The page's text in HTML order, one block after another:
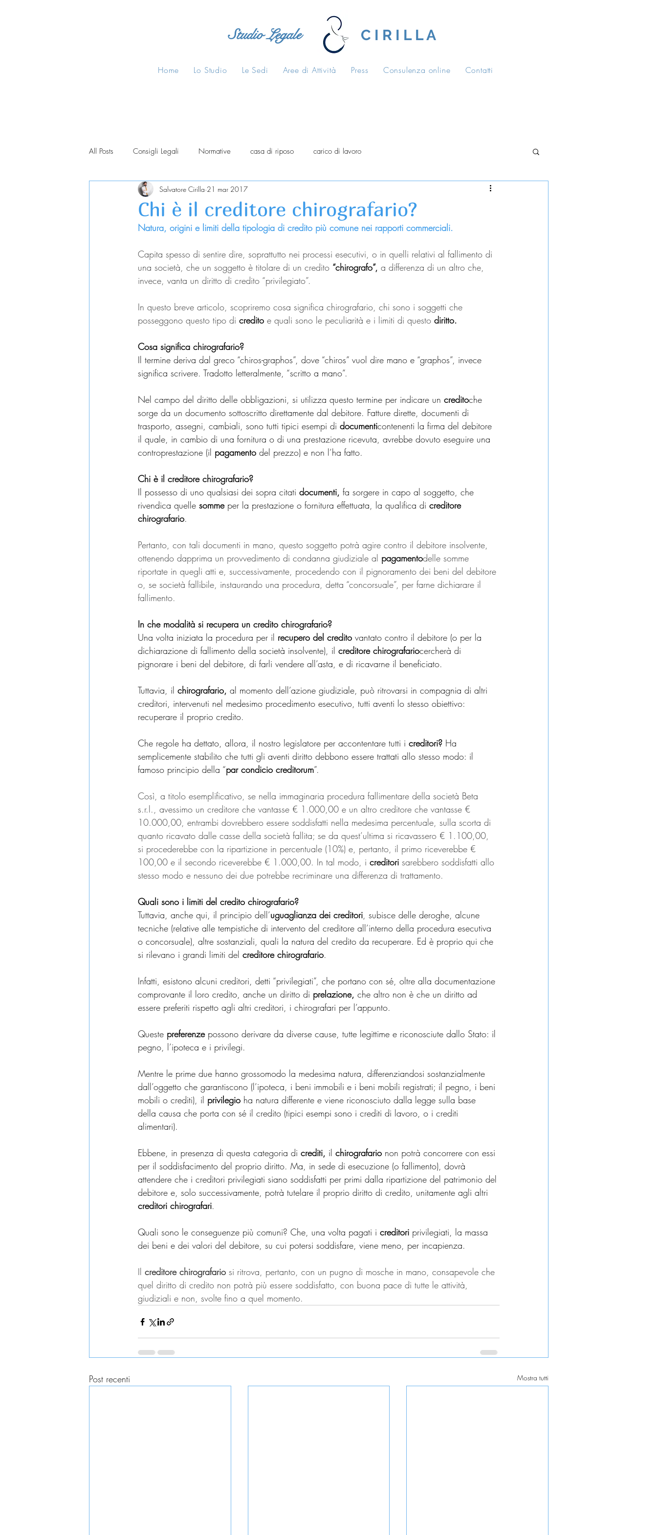
Studio Legale C I R I L L A
Home Lo Studio Le Sedi Aree di Attività Press Consulenza online Contatti
All Posts Consigli Legali Normative casa di riposo carico di lavoro
Chi è il creditore chirografario?
Salvatore Cirilla 21 mar 2017
Natura, origini e limiti della tipologia di credito più comune nei rapporti commerciali.
Capita spesso di sentire dire, soprattutto nei processi esecutivi, o in quelli relativi al fallimento di
una società, che un soggetto è titolare di un credito “chirografo”, a differenza di un altro che,
invece, vanta un diritto di credito “privilegiato”.
In questo breve articolo, scopriremo cosa significa chirografario, chi sono i soggetti che
posseggono questo tipo di credito e quali sono le peculiarità e i limiti di questo diritto.
Cosa significa chirografario?
Il termine deriva dal greco “chiros-graphos”, dove “chiros” vuol dire mano e “graphos”, invece
significa scrivere. Tradotto letteralmente, “scritto a mano”.
Nel campo del diritto delle obbligazioni, si utilizza questo termine per indicare un creditoche
sorge da un documento sottoscritto direttamente dal debitore. Fatture dirette, documenti di
trasporto, assegni, cambiali, sono tutti tipici esempi di documenticontenenti la firma del debitore
il quale, in cambio di una fornitura o di una prestazione ricevuta, avrebbe dovuto eseguire una
controprestazione (il pagamento del prezzo) e non l’ha fatto.
Chi è il creditore chirografario?
Il possesso di uno qualsiasi dei sopra citati documenti, fa sorgere in capo al soggetto, che
rivendica quelle somme per la prestazione o fornitura effettuata, la qualifica di creditore
chirografario.
Pertanto, con tali documenti in mano, questo soggetto potrà agire contro il debitore insolvente,
ottenendo dapprima un provvedimento di condanna giudiziale al pagamentodelle somme
riportate in quegli atti e, successivamente, procedendo con il pignoramento dei beni del debitore
o, se società fallibile, instaurando una procedura, detta “concorsuale”, per farne dichiarare il
fallimento.
In che modalità si recupera un credito chirografario?
Una volta iniziata la procedura per il recupero del credito vantato contro il debitore (o per la
dichiarazione di fallimento della società insolvente), il creditore chirografariocercherà di
pignorare i beni del debitore, di farli vendere all’asta, e di ricavarne il beneficiato.
Tuttavia, il chirografario, al momento dell’azione giudiziale, può ritrovarsi in compagnia di altri
creditori, intervenuti nel medesimo procedimento esecutivo, tutti aventi lo stesso obiettivo:
recuperare il proprio credito.
Che regole ha dettato, allora, il nostro legislatore per accontentare tutti i creditori? Ha
semplicemente stabilito che tutti gli aventi diritto debbono essere trattati allo stesso modo: il
famoso principio della “par condicio creditorum”.
Così, a titolo esemplificativo, se nella immaginaria procedura fallimentare della società Beta
s.r.l., avessimo un creditore che vantasse € 1.000,00 e un altro creditore che vantasse €
10.000,00, entrambi dovrebbero essere soddisfatti nella medesima percentuale, sulla scorta di
quanto ricavato dalle casse della società fallita; se da quest’ultima si ricavassero € 1.100,00,
si procederebbe con la ripartizione in percentuale (10%) e, pertanto, il primo riceverebbe €
100,00 e il secondo riceverebbe € 1.000,00. In tal modo, i creditori sarebbero soddisfatti allo
stesso modo e nessuno dei due potrebbe recriminare una differenza di trattamento.
Quali sono i limiti del credito chirografario?
Tuttavia, anche qui, il principio dell’uguaglianza dei creditori, subisce delle deroghe, alcune
tecniche (relative alle tempistiche di intervento del creditore all’interno della procedura esecutiva
o concorsuale), altre sostanziali, quali la natura del credito da recuperare. Ed è proprio qui che
si rilevano i grandi limiti del creditore chirografario.
Infatti, esistono alcuni creditori, detti “privilegiati”, che portano con sé, oltre alla documentazione
comprovante il loro credito, anche un diritto di prelazione, che altro non è che un diritto ad
essere preferiti rispetto agli altri creditori, i chirografari per l’appunto.
Queste preferenze possono derivare da diverse cause, tutte legittime e riconosciute dallo Stato: il
pegno, l’ipoteca e i privilegi.
Mentre le prime due hanno grossomodo la medesima natura, differenziandosi sostanzialmente
dall’oggetto che garantiscono (l’ipoteca, i beni immobili e i beni mobili registrati; il pegno, i beni
mobili o crediti), il privilegio ha natura differente e viene riconosciuto dalla legge sulla base
della causa che porta con sé il credito (tipici esempi sono i crediti di lavoro, o i crediti
alimentari).
Ebbene, in presenza di questa categoria di crediti, il chirografario non potrà concorrere con essi
per il soddisfacimento del proprio diritto. Ma, in sede di esecuzione (o fallimento), dovrà
attendere che i creditori privilegiati siano soddisfatti per primi dalla ripartizione del patrimonio del
debitore e, solo successivamente, potrà tutelare il proprio diritto di credito, unitamente agli altri
creditori chirografari.
Quali sono le conseguenze più comuni? Che, una volta pagati i creditori privilegiati, la massa
dei beni e dei valori del debitore, su cui potersi soddisfare, viene meno, per incapienza.
Il creditore chirografario si ritrova, pertanto, con un pugno di mosche in mano, consapevole che
quel diritto di credito non potrà più essere soddisfatto, con buona pace di tutte le attività,
giudiziali e non, svolte fino a quel momento.
Post recenti Mostra tutti